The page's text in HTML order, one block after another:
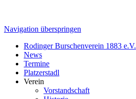
Navigation überspringen
Rodinger Burschenverein 1883 e.V.
News
Termine
Platzerstadl
Verein
Vorstandschaft